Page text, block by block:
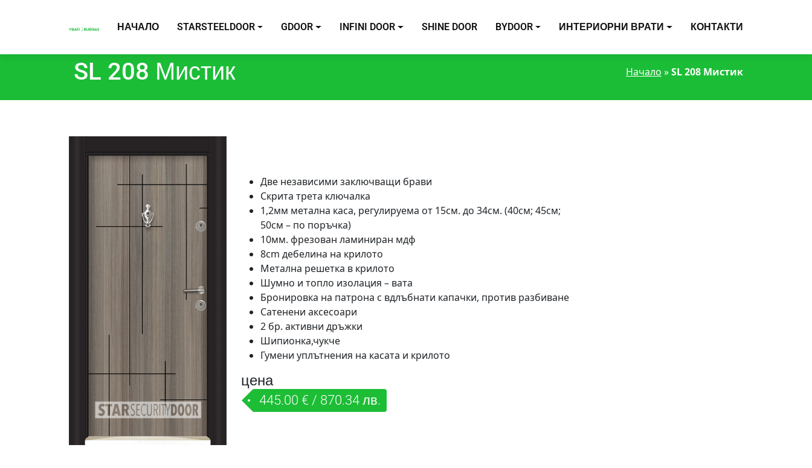
НАЧАЛО STARSTEELDOOR GDOOR INFINI DOOR SHINE DOOR BYDOOR ИНТЕРИОРНИ ВРАТИ КОНТАКТИ
SL 208 Мистик Начало »SL 208 Мистик
Две независими заключващи брави
Скрита трета ключалка
1,2мм метална каса, регулируема от 15см. до 34см. (40см; 45см;
50см – по поръчка)
10мм. фрезован ламиниран мдф
8cm дебелина на крилото
Метална решетка в крилото
Шумно и топло изолация – вата
Бронировка на патрона с вдлъбнати капачки, против разбиване
Сатенени аксесоари
2 бр. активни дръжки
Шипионка,чукче
Гумени уплътнения на касата и крилото
цена
445.00 € / 870.34 лв.